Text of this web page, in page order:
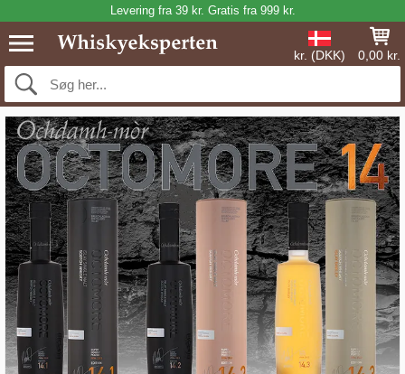
Levering fra 39 kr. Gratis fra 999 kr.
kr. (DKK) 0,00 kr.